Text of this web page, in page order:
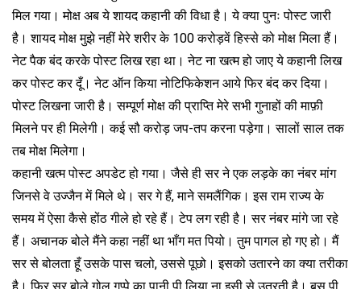
मिल गया। मोक्ष अब ये शायद कहानी की विधा है। ये क्या पुनः पोस्ट जारी
है। शायद मोक्ष मुझे नहीं मेरे शरीर के 100 करोड़वें हिस्से को मोक्ष मिला हैं।
नेट पैक बंद करके पोस्ट लिख रहा था। नेट ना खत्म हो जाए ये कहानी लिख
कर पोस्ट कर दूँ। नेट ऑन किया नोटिफिकेशन आये फिर बंद कर दिया।
पोस्ट लिखना जारी है। सम्पूर्ण मोक्ष की प्राप्ति मेरे सभी गुनाहों की माफ़ी
मिलने पर ही मिलेगी। कई सौ करोड़ जप-तप करना पड़ेगा। सालों साल तक
तब मोक्ष मिलेगा।
कहानी खत्म पोस्ट अपडेट हो गया। जैसे ही सर ने एक लड़के का नंबर मांग
जिनसे वे उज्जैन में मिले थे। सर गे हैं, माने समलैंगिक। इस राम राज्य के
समय में ऐसा कैसे होंठ गीले हो रहे हैं। टेप लग रही है। सर नंबर मांगे जा रहे
हैं। अचानक बोले मैंने कहा नहीं था भाँग मत पियो। तुम पागल हो गए हो। मैं
सर से बोलता हूँ उसके पास चलो, उससे पूछो। इसको उतारने का क्या तरीका